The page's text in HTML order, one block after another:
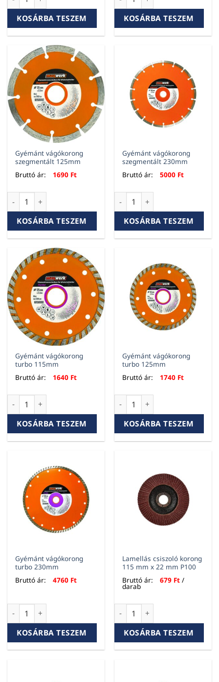
KOSÁRBA TESZEM KOSÁRBA TESZEM
Gyémánt vágókorong
szegmentált 125mm
Bruttó ár:
1690 Ft
Gyémánt vágókorong szegmentált 125mm mennyiség
KOSÁRBA TESZEM
Gyémánt vágókorong
szegmentált 230mm
Bruttó ár:
5000 Ft
Gyémánt vágókorong
KOSÁRBA TESZEM
Gyémánt vágókorong
turbo 115mm
Bruttó ár:
1640 Ft
Gyémánt vágókorong turbo 115mm mennyiség
KOSÁRBA TESZEM
Gyémánt vágókorong
turbo 125mm
Bruttó ár:
1740 Ft
Gyémánt vágókorong turbo
KOSÁRBA TESZEM
Gyémánt vágókorong
turbo 230mm
Bruttó ár:
4760 Ft
Gyémánt vágókorong turbo 230mm mennyiség
KOSÁRBA TESZEM
Lamellás csiszoló korong
115 mm x 22 mm P100
Bruttó ár:
679 Ft /
darab
Lamellás csiszoló korong
KOSÁRBA TESZEM